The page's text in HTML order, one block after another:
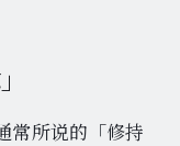
常所说的「修持